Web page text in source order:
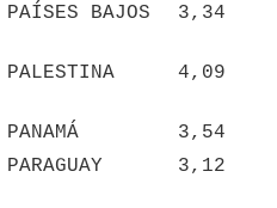
PAÍSES BAJOS 3,34
PALESTINA 4,09
PANAMÁ
3,54
PARAGUAY 3,12